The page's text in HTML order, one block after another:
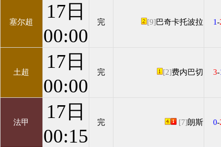
塞尔超
17日
00:00
完 [9]巴奇卡托波拉 1-
土超
17日
00:00
完 [2]费内巴切 3-
法甲
17日
00:15
完 [7]朗斯 0-